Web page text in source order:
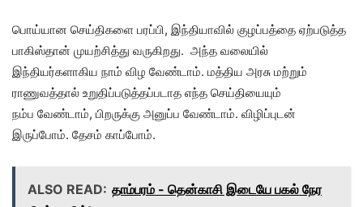
பொய்யான செய்திகளை பரப்பி, இந்தியாவில் குழப்பத்தை ஏற்படுத்த
பாகிஸ்தான் முயற்சித்து வருகிறது. அந்த வலையில்
இந்தியர்களாகிய நாம் விழ வேண்டாம். மத்திய அரசு மற்றும்
ராணுவத்தால் உறுதிப்படுத்தப்படாத எந்த செய்தியையும்
நம்ப வேண்டாம், பிறருக்கு அனுப்ப வேண்டாம். விழிப்புடன்
இருப்போம். தேசம் காப்போம்.
ALSO READ: தாம்பரம் - தென்காசி இடையே பகல் நேர